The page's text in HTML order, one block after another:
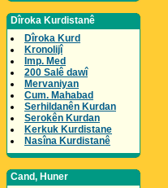
Dîroka Kurdistanê
Dîroka Kurd
Kronolijî
Imp. Med
200 Salê dawî
Mervaniyan
Cum. Mahabad
Serhildanên Kurdan
Serokên Kurdan
Kerkuk Kurdistane
Nasîna Kurdistanê
Cand, Huner